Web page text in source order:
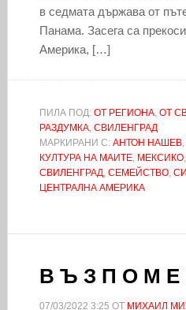
в седмата държава от
Панама. Засега са
Америка, […]
ПИЛА ПОД: ОТ РЕГИОНА, ОТ
РАЗДУМКА, СВИЛЕНГРАД
МАРКИРАНИ С: АНТОН НАШЕВ,
КУЛТУРА НА МАИТЕ, МЕКСИКО,
СВИЛЕНГРАД, СЕМЕЙСТВО,
ЦЕНТРАЛНА АМЕРИКА
В Ъ З П О М Е
07/03/2022 3:25 ОТ МИХАИЛ